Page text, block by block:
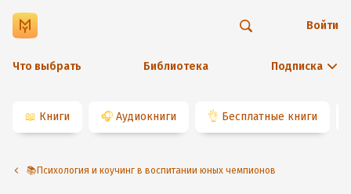
Что выбрать Библиотека Подписка
Войти
📖 Книги 🎧 Аудиокниги 👌 Бесплатные книги
📚Психология и коучинг в воспитании юных чемпионов